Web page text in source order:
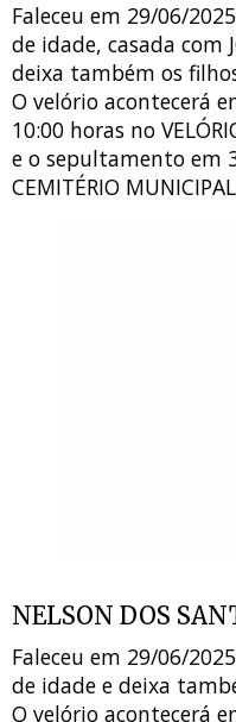
Faleceu em 29/06/
de idade, casada com
deixa também os filhos
O velório acontecerá
10:00 horas no
e o sepultamento em
CEMITÉRIO
NELSON DOS
Faleceu em 29/06/
de idade e deixa
O velório acontecerá